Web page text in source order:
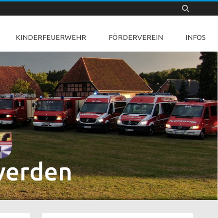
KINDERFEUERWEHR FÖRDERVEREIN INFOS